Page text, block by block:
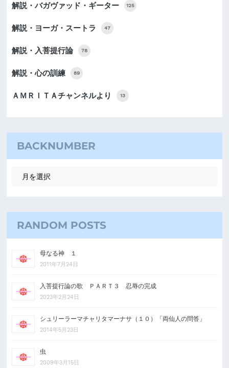
解説・バガヴァッド・ギーター 125
解説・ヨーガ・スートラ 47
解説・入菩提行論 78
解説・心の訓練 89
ＡＭＲＩＴＡチャンネルより 13
BACKNUMBER
RANDOM POSTS
母なる神 １
2011年7月24日
入菩提行論の歌 ＰＡＲＴ３ 忍辱の完成
2023年2月24日
シュリーラーマチャリタマーナサ（１０）「両仙人の問答」
2014年5月23日
虫
2009年3月15日